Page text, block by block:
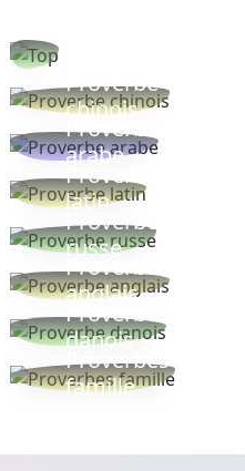
Proverbe
chinois
Proverbe
arabe
Proverbe
latin
Proverbe
russe
Proverbe
anglais
Proverbe
danois
Proverbes
famille